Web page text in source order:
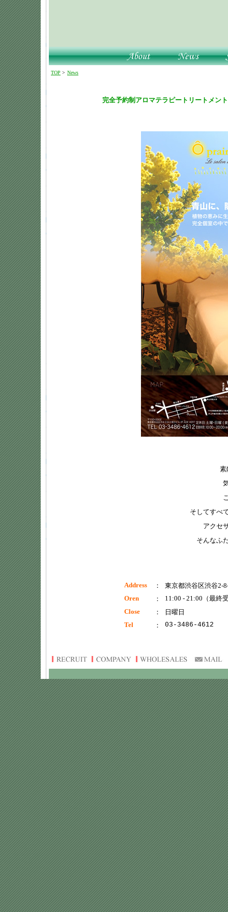
TOP > News
完全予約制アロマテラピートリートメン
素
そしてすべ
アクセ
そんなふ
Address ：
東京都渋谷区渋谷2-
Oren
： 11:00 - 21:00 （最終
Close
：
日曜日
Tel
： 03-3486-4612